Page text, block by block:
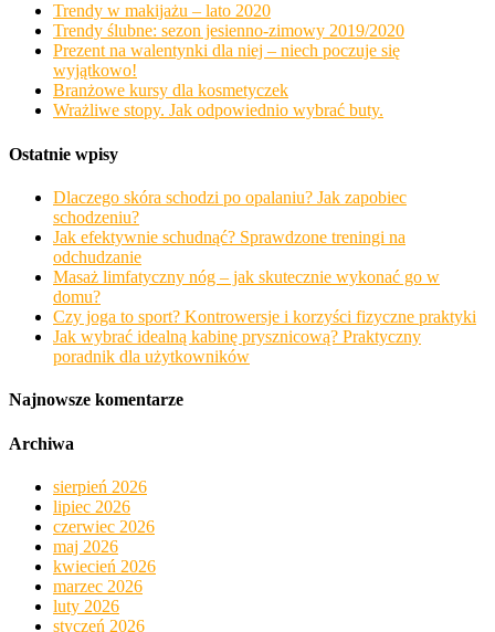
Trendy w makijażu – lato 2020
Trendy ślubne: sezon jesienno-zimowy 2019/2020
Prezent na walentynki dla niej – niech poczuje się
wyjątkowo!
Branżowe kursy dla kosmetyczek
Wrażliwe stopy. Jak odpowiednio wybrać buty.
Ostatnie wpisy
Dlaczego skóra schodzi po opalaniu? Jak zapobiec
schodzeniu?
Jak efektywnie schudnąć? Sprawdzone treningi na
odchudzanie
Masaż limfatyczny nóg – jak skutecznie wykonać go w
domu?
Czy joga to sport? Kontrowersje i korzyści fizyczne praktyki
Jak wybrać idealną kabinę prysznicową? Praktyczny
poradnik dla użytkowników
Najnowsze komentarze
Archiwa
sierpień 2026
lipiec 2026
czerwiec 2026
maj 2026
kwiecień 2026
marzec 2026
luty 2026
styczeń 2026